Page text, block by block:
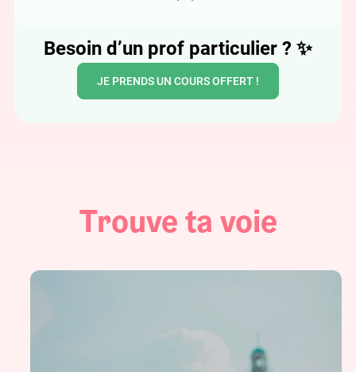
Besoin d’un prof particulier ? ✨
JE PRENDS UN COURS OFFERT !
Trouve ta voie